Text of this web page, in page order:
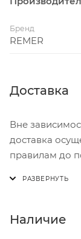
Бренд
REMER
Доставка
Вне
доставка
правилам до
В субботу с
Наличие